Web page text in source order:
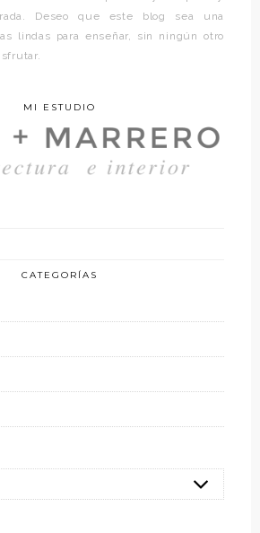
Deseo que este blog sea una
lindas para enseñar, sin ningún otro
MI ESTUDIO
CATEGORÍAS